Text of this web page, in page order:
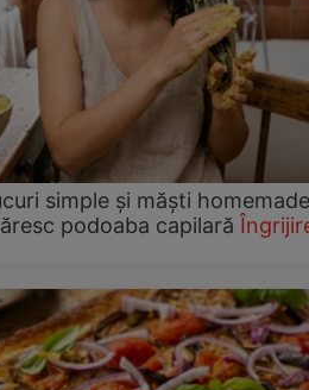
simple și măști homemade
podoaba capilară